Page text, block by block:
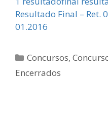
Resultado Final – Ret.
01.2016
Categorias
Concursos,
Encerrados